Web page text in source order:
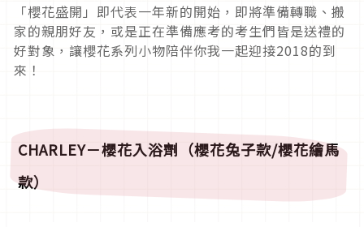
「櫻花盛開」即代表一年新的開始，即將準備轉職、搬
家的親朋好友，或是正在準備應考的考生們皆是送禮的
好對象，讓櫻花系列小物陪伴你我一起迎接2018的到
來！
CHARLEY－櫻花入浴劑（櫻花兔子款/櫻花繪馬
款）